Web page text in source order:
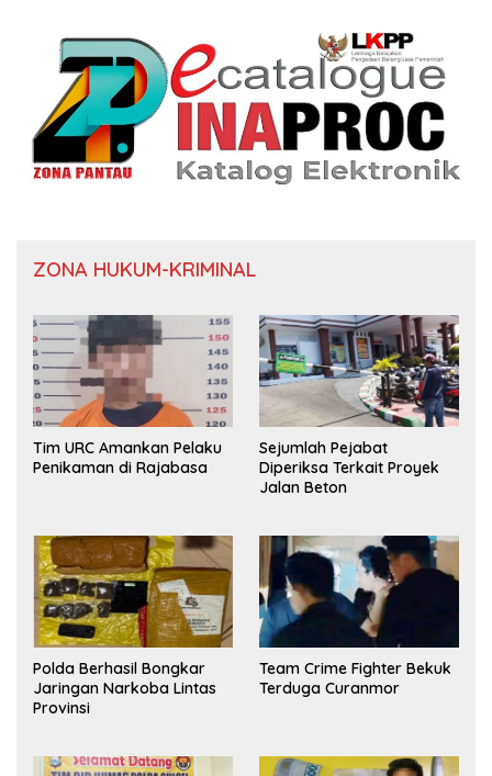
ZONA HUKUM-KRIMINAL
Tim URC Amankan Pelaku
Penikaman di Rajabasa
Sejumlah Pejabat
Diperiksa Terkait Proyek
Jalan Beton
Polda Berhasil Bongkar
Jaringan Narkoba Lintas
Provinsi
Team Crime Fighter Bekuk
Terduga Curanmor